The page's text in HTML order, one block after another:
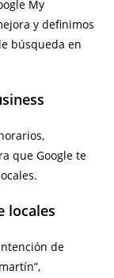
My
y definimos
búsqueda en
que Google te
locales
de